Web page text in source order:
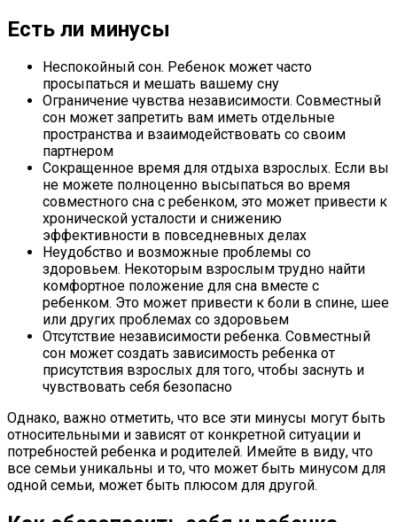
Есть ли минусы
Неспокойный сон. Ребенок может часто
просыпаться и мешать вашему сну
Ограничение чувства независимости. Совместный
сон может запретить вам иметь отдельные
пространства и взаимодействовать со своим
партнером
Сокращенное время для отдыха взрослых. Если вы
не можете полноценно высыпаться во время
совместного сна с ребенком, это может привести к
хронической усталости и снижению
эффективности в повседневных делах
Неудобство и возможные проблемы со
здоровьем. Некоторым взрослым трудно найти
комфортное положение для сна вместе с
ребенком. Это может привести к боли в спине, шее
или других проблемах со здоровьем
Отсутствие независимости ребенка. Совместный
сон может создать зависимость ребенка от
присутствия взрослых для того, чтобы заснуть и
чувствовать себя безопасно
Однако, важно отметить, что все эти минусы могут быть
относительными и зависят от конкретной ситуации и
потребностей ребенка и родителей. Имейте в виду, что
все семьи уникальны и то, что может быть минусом для
одной семьи, может быть плюсом для другой.